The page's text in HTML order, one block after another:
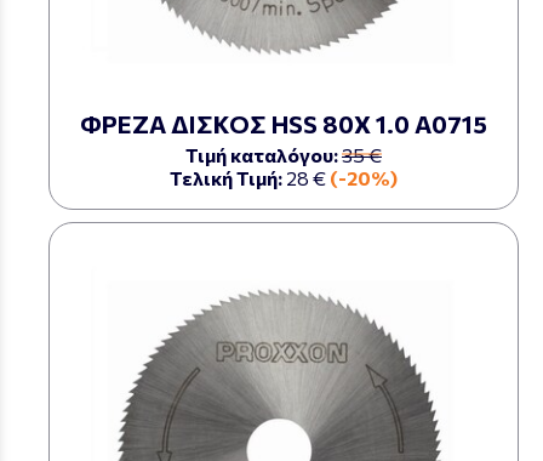
ΦΡΕΖΑ ΔΙΣΚΟΣ HSS 80Χ 1.0 Α0715
Τιμή καταλόγου:35 €
Τελική Τιμή: 28 € (-20%)